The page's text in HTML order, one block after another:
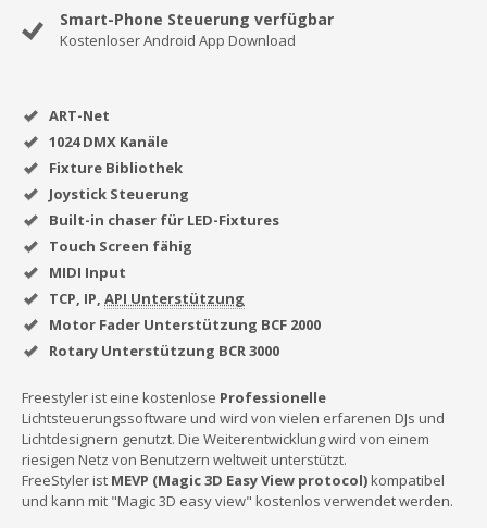
Smart-Phone Steuerung verfügbar
Kostenloser Android App Download
ART-Net
1024 DMX Kanäle
Fixture Bibliothek
Joystick Steuerung
Built-in chaser für LED-Fixtures
Touch Screen fähig
MIDI Input
TCP, IP, API Unterstützung
Motor Fader Unterstützung BCF 2000
Rotary Unterstützung BCR 3000
Freestyler ist eine kostenlose Professionelle
Lichtsteuerungssoftware und wird von vielen erfarenen DJs und
Lichtdesignern genutzt. Die Weiterentwicklung wird von einem
riesigen Netz von Benutzern weltweit unterstützt.
FreeStyler ist MEVP (Magic 3D Easy View protocol)kompatibel
und kann mit "Magic 3D easy view" kostenlos verwendet werden.